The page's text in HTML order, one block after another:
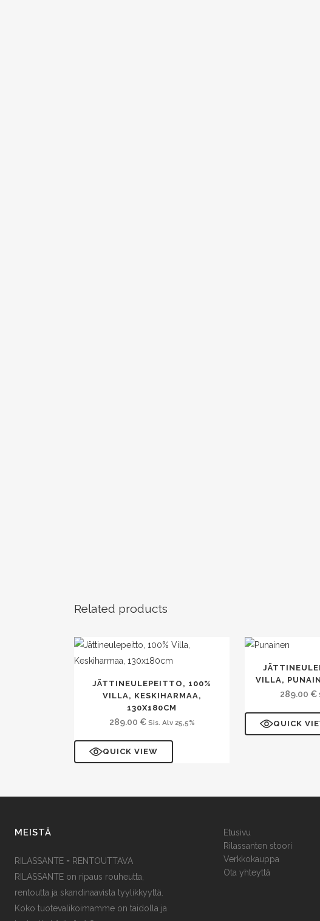
Related products
JÄTTINEULEPEITTO, 100%
VILLA, KESKIHARMAA,
130X180CM
289.00 € Sis. Alv 25,5%
QUICK VIEW
VILLA,
289.00 €
QUICK
MEISTÄ
RILASSANTE = RENTOUTTAVA
RILASSANTE on ripaus rouheutta,
rentoutta ja skandinaavista tyylikkyyttä.
Koko tuotevalikoimamme on taidolla ja
Etusivu
Rilassanten stoori
Verkkokauppa
Ota yhteyttä